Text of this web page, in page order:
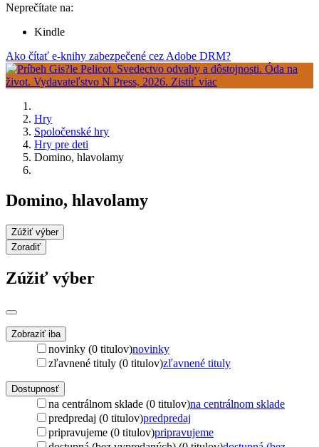
Neprečítate na:
Kindle
Ako čítať e-knihy zabezpečené cez Adobe DRM?
Hry
Spoločenské hry
Hry pre deti
Domino, hlavolamy
Domino, hlavolamy
Zúžiť výber
Zoradiť
Zúžiť výber
Zobraziť iba
novinky (0 titulov)novinky
zľavnené tituly (0 titulov)zľavnené tituly
Dostupnosť
na centrálnom sklade (0 titulov)na centrálnom sklade
predpredaj (0 titulov)predpredaj
pripravujeme (0 titulov)pripravujeme